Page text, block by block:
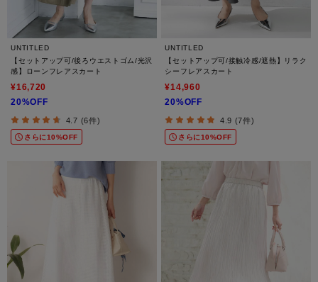
UNTITLED
【セットアップ可/後ろウエストゴム/光沢
感】ローンフレアスカート
¥16,720
20%OFF
4.7 (6件)
さらに10%OFF
UNTITLED
【セットアップ可/接触冷感/遮熱】リラク
シーフレアスカート
¥14,960
20%OFF
4.9 (7件)
さらに10%OFF